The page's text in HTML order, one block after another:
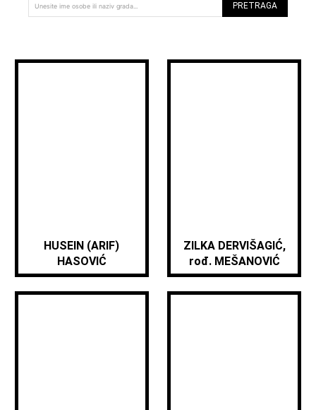
Unesite ime osobe ili naziv grada... PRETRAGA
HUSEIN (ARIF)
HASOVIĆ
ZILKA DERVIŠAGIĆ,
rođ. MEŠANOVIĆ